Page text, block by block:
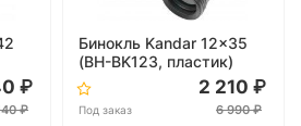
Бинокль Kandar 12x35
(BH-BK123, пластик)
Под заказ
2 210
6 990